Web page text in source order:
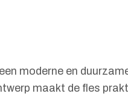
moderne en
maakt de fles